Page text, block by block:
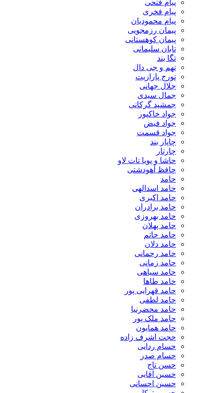
پیام فتحی
پیام فخری
پیام محمودیان
پیمان رزمجویی
پیمان کوهستانی
تابان سلیمانی
تگا بند
تهم و جی دال
تورج پارازیت
جلال جهانی
جمال سیدی
جمشید گرکانی
جواد خاکپور
جواد فیض
جواد قسمت
چاپار بند
چارتار
حاشا و پویا تات لاو
حافظ آهودشتی
حامد
حامد اسدالهی
حامد اکبری
حامد برادران
حامد بهروزی
حامد پهلان
حامد حاتم
حامد دلان
حامد رحمانی
حامد زمانی
حامد سیاهی
حامد طاها
حامد قهرایی پور
حامد لطفی
حامد محضرنیا
حامد ملک پور
حامد همایون
حجت اشرف زاده
حسام ردایی
حسام صدر
حسن تاج
حسین آقایی
حسین احسانی